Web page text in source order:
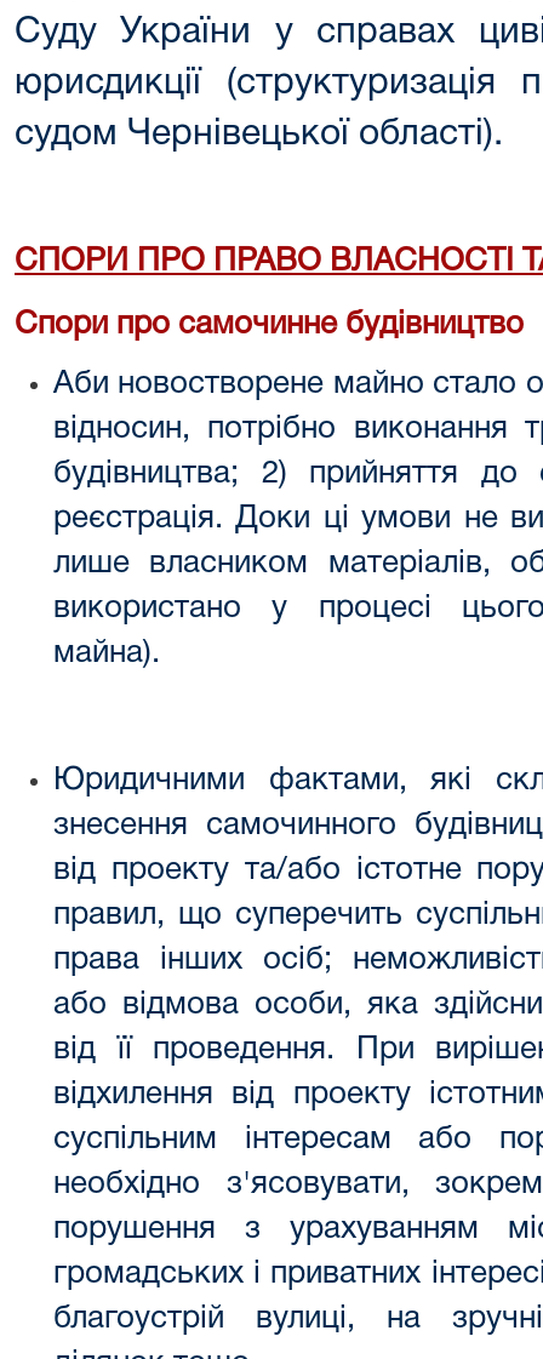
Суду України у справах
юрисдикції (структуризація
судом Чернівецької області).
СПОРИ ПРО ПРАВО ВЛАСНОСТІ
Спори про самочинне будівництво
Аби новостворене майно стало
відносин, потрібно
будівництва; 2) прийняття до
реєстрація. Доки ці умови не
лише власником матеріалів,
використано у процесі
майна).
Юридичними фактами, які
знесення самочинного
від проекту та/або істотне
правил, що суперечить
права інших осіб;
або відмова особи, яка
від її проведення. При
відхилення від проекту
суспільним інтересам або
необхідно з'ясовувати,
порушення з урахуванням
громадських і приватних
благоустрій вулиці, на